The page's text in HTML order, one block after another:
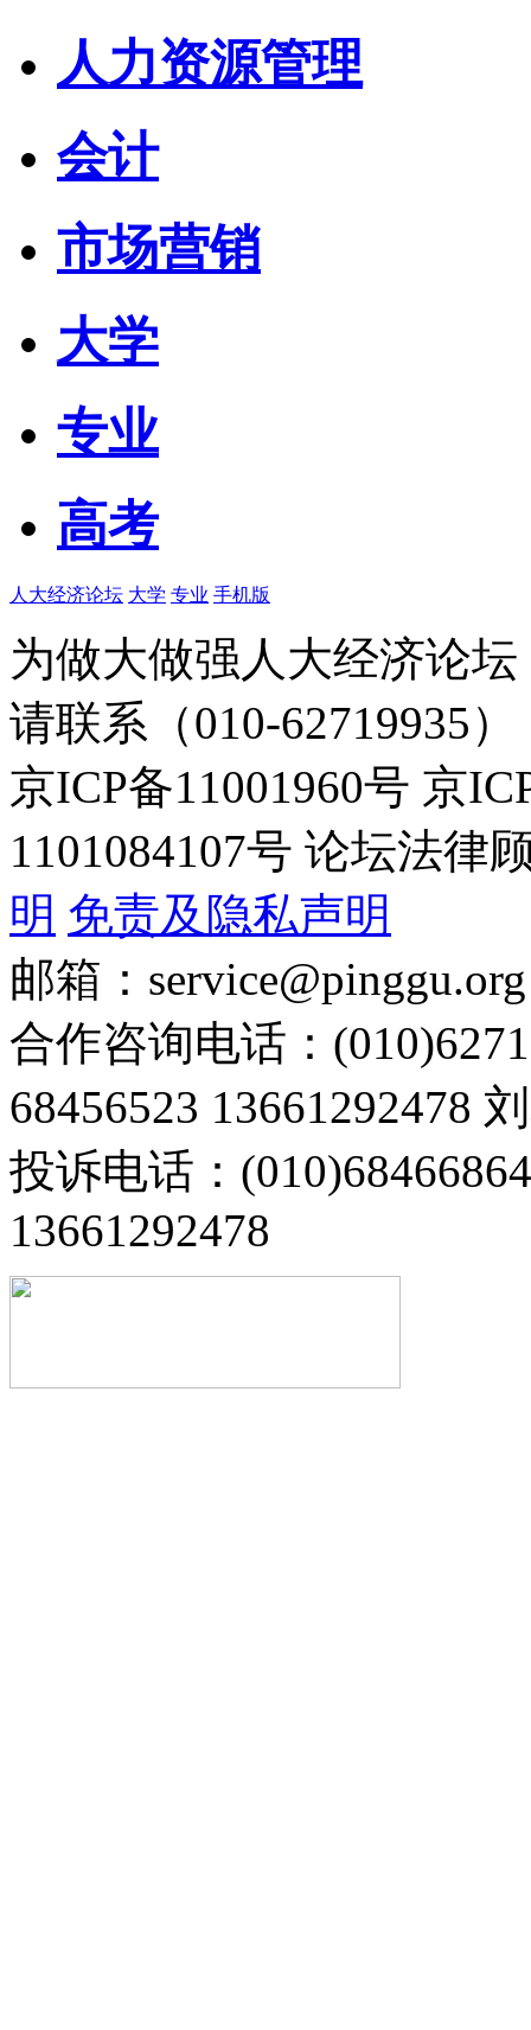
人力资源管理
会计
市场营销
大学
专业
高考
人大经济论坛 大学 专业 手机版
为做大做强人大经济论
请联系（010-62719935）
京ICP备11001960号 京
1101084107号 论坛法律
明 免责及隐私声明
邮箱：service@pinggu.org
合作咨询电话：
68456523 13661292478
投诉电话：
13661292478